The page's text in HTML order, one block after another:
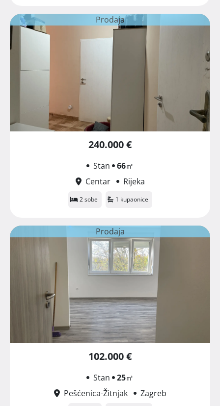
Prodaja
240.000 €
Stan 66㎡
Centar
Rijeka
2 sobe 1 kupaonice
Prodaja
102.000 €
Stan 25㎡
Pešćenica-Žitnjak
Zagreb